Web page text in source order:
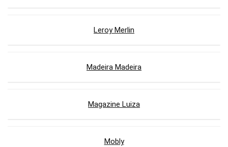
Leroy Merlin
Madeira Madeira
Magazine Luiza
Mobly